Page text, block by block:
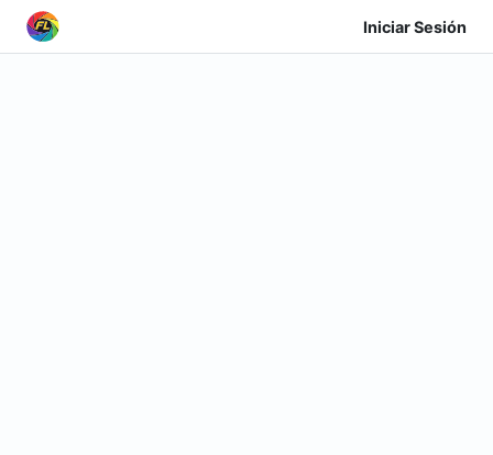
Iniciar Sesión